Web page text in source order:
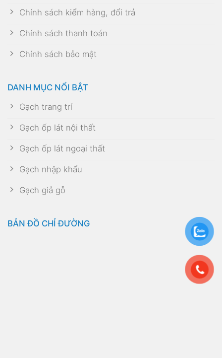
Chính sách kiểm hàng, đổi trả
Chính sách thanh toán
Chính sách bảo mật
DANH MỤC NỔI BẬT
Gạch trang trí
Gạch ốp lát nội thất
Gạch ốp lát ngoại thất
Gạch nhập khẩu
Gạch giả gỗ
BẢN ĐỒ CHỈ ĐƯỜNG